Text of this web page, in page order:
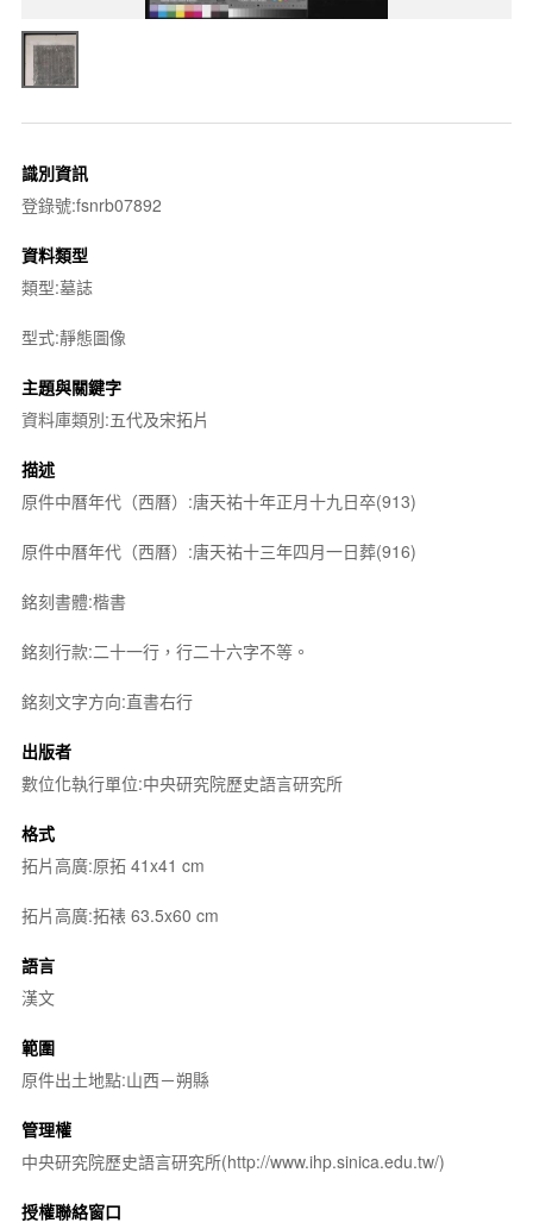
識別資訊
登錄號:fsnrb07892
資料類型
類型:墓誌
型式:靜態圖像
主題與關鍵字
資料庫類別:五代及宋拓片
描述
原件中曆年代（西曆）:唐天祐十年正月十九日卒(913)
原件中曆年代（西曆）:唐天祐十三年四月一日葬(916)
銘刻書體:楷書
銘刻行款:二十一行，行二十六字不等。
銘刻文字方向:直書右行
出版者
數位化執行單位:中央研究院歷史語言研究所
格式
拓片高廣:原拓 41x41 cm
拓片高廣:拓裱 63.5x60 cm
語言
漢文
範圍
原件出土地點:山西－朔縣
管理權
中央研究院歷史語言研究所(http://www.ihp.sinica.edu.tw/)
授權聯絡窗口